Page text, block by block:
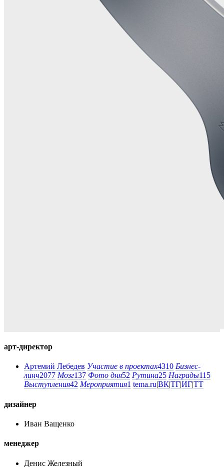
арт-директор
Артемий Лебедев Участие в проектах4310 Бизнес-
линч2077 Мозг137 Фото дня52 Рутина25 Награды115
Выступления42 Мероприятия1 tema.ruВКТГИГТТ
дизайнер
Иван Ващенко
менеджер
Денис Железный